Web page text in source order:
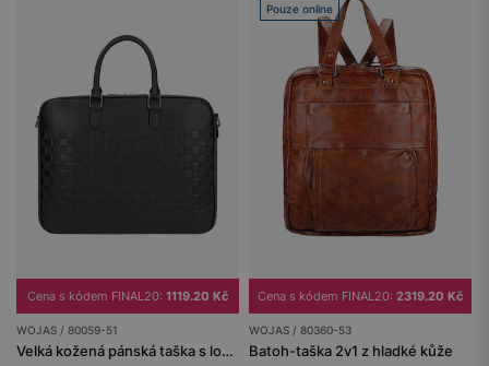
Cena s kódem FINAL20: 1119.20 Kč
WOJAS / 80059-51
Velká kožená pánská taška s logem a přihrádkou na laptop
Pouze online
Cena s kódem FINAL20: 2319.20 Kč
WOJAS / 80360-53
Batoh-taška 2v1 z hladké kůže